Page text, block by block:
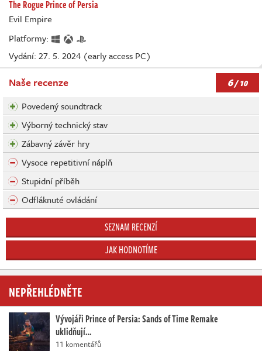
The Rogue Prince of Persia
Evil Empire
Platformy:
Vydání: 27. 5. 2024 (early access PC)
Naše recenze 6/ 10
Povedený soundtrack
Výborný technický stav
Zábavný závěr hry
Vysoce repetitivní náplň
Stupidní příběh
Odfláknuté ovládání
SEZNAM RECENZÍ
JAK HODNOTÍME
NEPŘEHLÉDNĚTE
Vývojáři Prince of Persia: Sands of Time Remake
uklidňují…
11 komentářů